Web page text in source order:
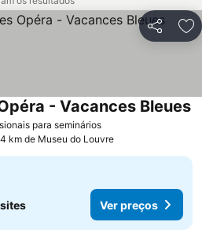
Partilhar
para seminários
- Vacances Bleues
km de Museu do Louvre
sites Ver preços